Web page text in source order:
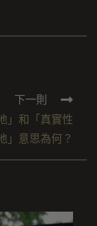
下一則
」和「真實性
」意思為何？